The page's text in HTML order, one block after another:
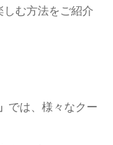
しむ方法をご紹介
では、様々なクー